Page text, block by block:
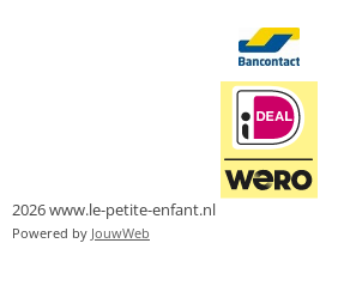
2026 www.le-petite-enfant.nl
Powered by JouwWeb